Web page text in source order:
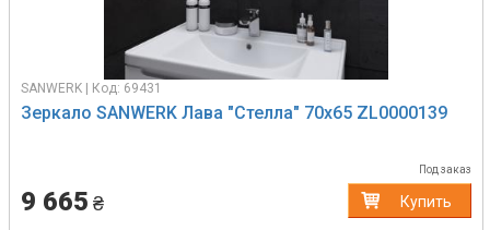
SANWERK | Код: 69431
Зеркало SANWERK Лава "Стелла" 70х65 ZL0000139
Под заказ
9 665 ₴ Купить